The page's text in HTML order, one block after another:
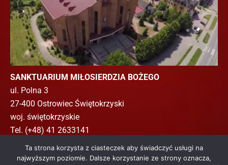
Jaskinia
Wyciąg
Ta strona korzysta z ciasteczek aby świadczyć usługi na
najwyższym poziomie. Dalsze korzystanie ze strony oznacza,